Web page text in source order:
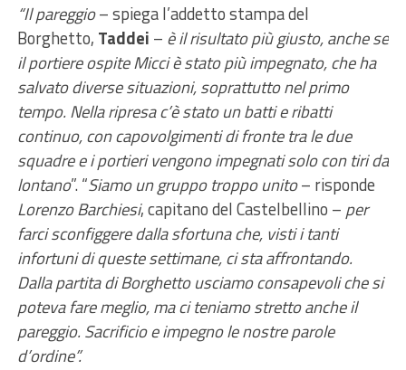
“Il pareggio– spiega l’addetto stampa del
Borghetto, Taddei – è il risultato più giusto, anche se
il portiere ospite Micci è stato più impegnato, che ha
salvato diverse situazioni, soprattutto nel primo
tempo. Nella ripresa c’è stato un batti e ribatti
continuo, con capovolgimenti di fronte tra le due
squadre e i portieri vengono impegnati solo con tiri da
lontano”. “Siamo un gruppo troppo unito– risponde
Lorenzo Barchiesi, capitano del Castelbellino – per
farci sconfiggere dalla sfortuna che, visti i tanti
infortuni di queste settimane, ci sta affrontando.
Dalla partita di Borghetto usciamo consapevoli che si
poteva fare meglio, ma ci teniamo stretto anche il
pareggio. Sacrificio e impegno le nostre parole
d’ordine”.